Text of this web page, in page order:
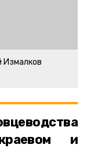
Измалков
и